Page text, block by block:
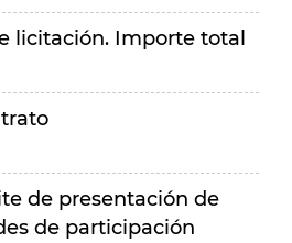
licitación. Importe total
de presentación de
de participación